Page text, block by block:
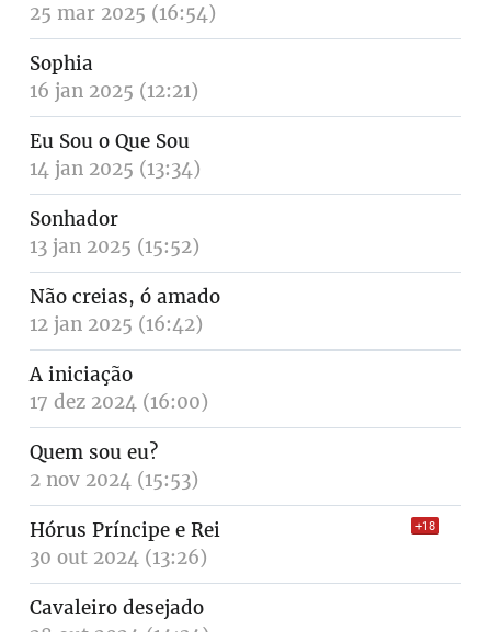
25 mar 2025 (16:54)
Sophia
16 jan 2025 (12:21)
Eu Sou o Que Sou
14 jan 2025 (13:34)
Sonhador
13 jan 2025 (15:52)
Não creias, ó amado
12 jan 2025 (16:42)
A iniciação
17 dez 2024 (16:00)
Quem sou eu?
2 nov 2024 (15:53)
Hórus Príncipe e Rei +18
30 out 2024 (13:26)
Cavaleiro desejado